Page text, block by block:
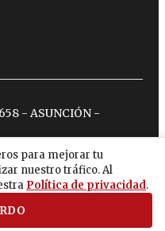
para mejorar tu
nuestro tráfico. Al
Política de privacidad.
- ASUNCIÓN -
youtubespotify